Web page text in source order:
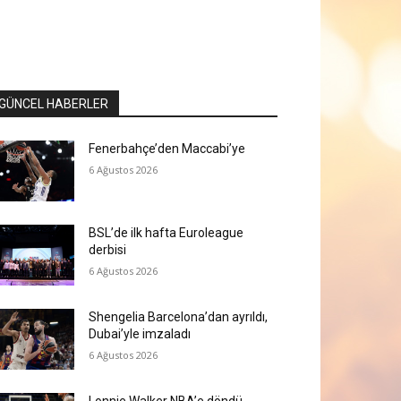
HABERLER
Fenerbahçe’den Maccabi’ye
6 Ağustos 2026
BSL’de ilk hafta Euroleague
derbisi
6 Ağustos 2026
Shengelia Barcelona’dan ayrıldı,
Dubai’yle imzaladı
6 Ağustos 2026